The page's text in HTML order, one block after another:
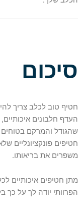
סיכום
חטיף טוב לכלב צריך
העדף חלבונים
שהגודל והמרקם
חטיפים פונקציונליים
משפרים את בריאותו.
מתן חטיפים איכותיים
הפרוותי יודה לך על כך